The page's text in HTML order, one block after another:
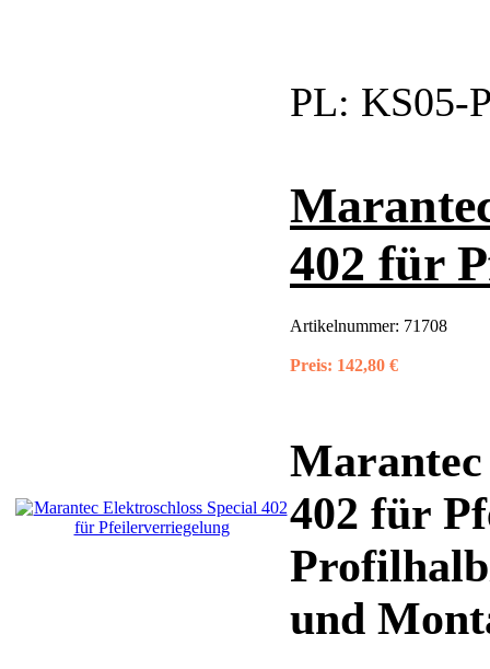
PL: KS05-
402 für
Artikelnummer: 71708
Preis: 142,80 €
Marantec
402 für
und